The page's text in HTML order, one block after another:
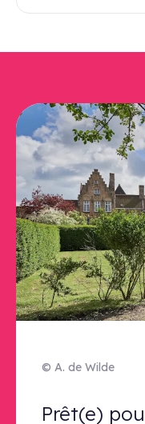
© A. de Wilde
Prêt(e)
Prêt(e)